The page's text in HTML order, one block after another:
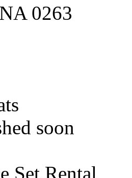
0263
soon
Set Rental